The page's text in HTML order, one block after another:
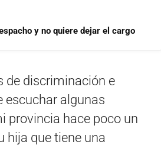
y no quiere dejar el cargo
de discriminación e
escuchar algunas
provincia hace poco un
hija que tiene una